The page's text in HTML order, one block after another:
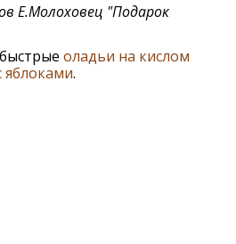
Е.Молоховец "Подарок
оладьи на кислом
яблоками.